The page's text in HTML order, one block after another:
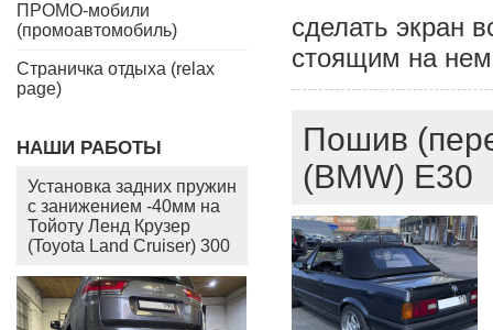
ПРОМО-мобили
(промоавтомобиль)
Страничка отдыха (relax
page)
НАШИ РАБОТЫ
Установка задних пружин
с занижением -40мм на
Тойоту Ленд Крузер
(Toyota Land Cruiser) 300
сделать экран
стоящим на
Пошив
(BMW) E30